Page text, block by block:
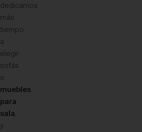
dedicamos
más
tiempo
a
elegir
sofás
o
muebles
para
sala,
y